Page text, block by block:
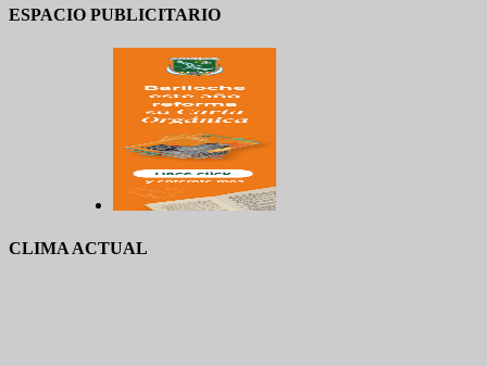
ESPACIO PUBLICITARIO
CLIMA ACTUAL